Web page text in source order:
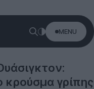
MENU
γρίπης